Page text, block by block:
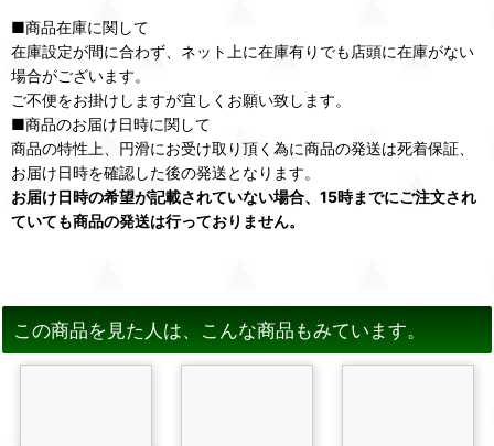
■商品在庫に関して
在庫設定が間に合わず、ネット上に在庫有りでも店頭に在庫がない
場合がございます。
ご不便をお掛けしますが宜しくお願い致します。
■商品のお届け日時に関して
商品の特性上、円滑にお受け取り頂く為に商品の発送は死着保証、
お届け日時を確認した後の発送となります。
お届け日時の希望が記載されていない場合、15時までにご注文され
ていても商品の発送は行っておりません。
この商品を見た人は、こんな商品もみています。